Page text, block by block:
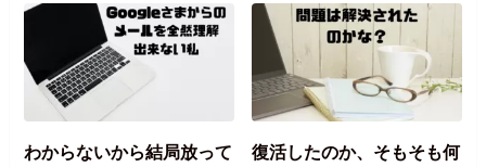
わからないから結局放って
復活したのか、そもそも何